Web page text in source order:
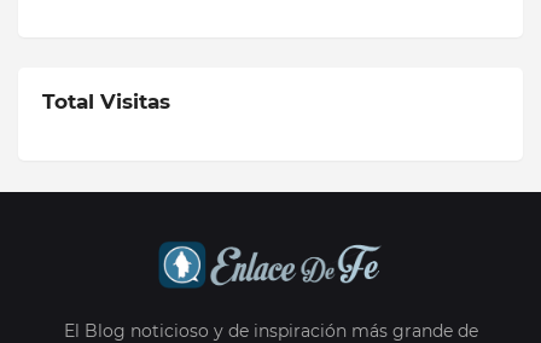
Total Visitas
El Blog noticioso y de inspiración más grande de